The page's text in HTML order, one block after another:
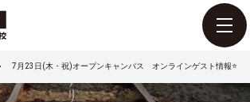
7月23日(木・祝)オープンキャンパス オンラインゲスト情報⭐